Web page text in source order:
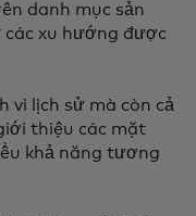
danh mục sản
xu hướng được
vi lịch sử mà còn cả
thiệu các mặt
khả năng tương